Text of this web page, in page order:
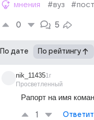
мнения #вуз
0 5
По дате По рейтингу
nik_11435
Просветленный
1г
Рапорт на имя
1